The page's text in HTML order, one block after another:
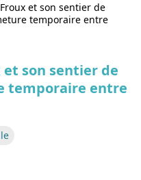
et son sentier de
temporaire entre
et son sentier de
temporaire entre